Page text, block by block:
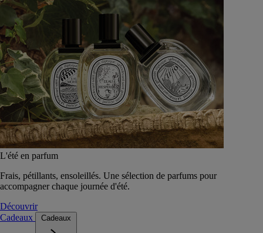
L'été en parfum
Frais, pétillants, ensoleillés. Une sélection de parfums pour
accompagner chaque journée d'été.
Découvrir
Cadeaux
Cadeaux